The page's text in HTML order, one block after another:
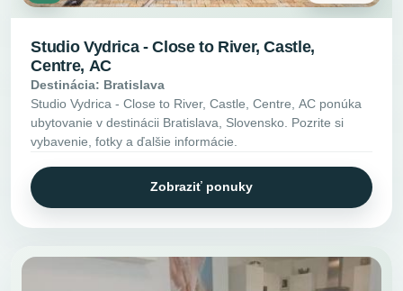
Studio Vydrica - Close to River, Castle,
Centre, AC
Destinácia: Bratislava
Studio Vydrica - Close to River, Castle, Centre, AC ponúka
ubytovanie v destinácii Bratislava, Slovensko. Pozrite si
vybavenie, fotky a ďalšie informácie.
Zobraziť ponuky